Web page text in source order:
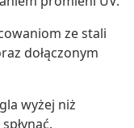
ze stali
dołączonym
wyżej niż